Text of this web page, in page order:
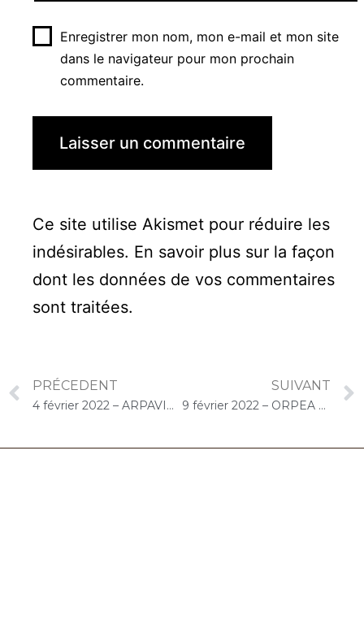
Enregistrer mon nom, mon e-mail et mon site
dans le navigateur pour mon prochain
commentaire.
Ce site utilise Akismet pour réduire les
indésirables. En savoir plus sur la façon
dont les données de vos commentaires
sont traitées.
PRÉCEDENT
4 février 2022 – ARPAVIE L’Avenue aux Moines (Limours) : Concert « Choco-Cello Solo »
SUIVANT
9 février 2022 – ORPEA Moulin de l’Epine (Saint-Vrain) : Concert « Choco-Cello Solo »